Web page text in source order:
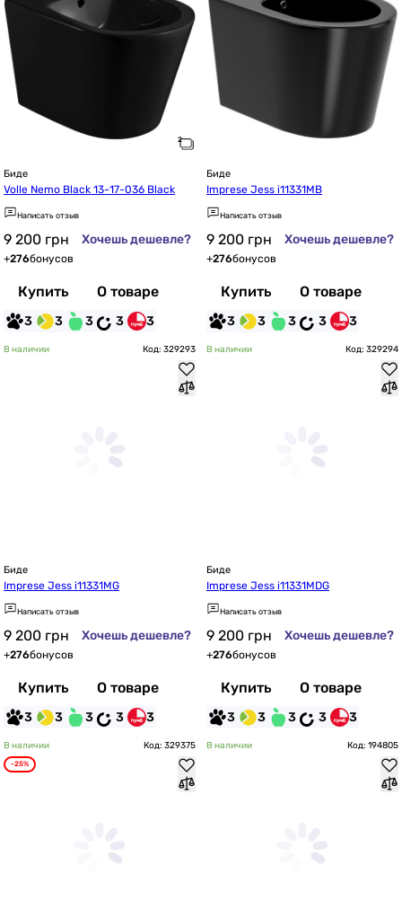
Биде
Volle Nemo Black 13-17-036 Black
Написать отзыв
9 200 грн Хочешь дешевле?
+276бонусов
Купить О товаре
3 3 3 3 3
Биде
Imprese Jess i11331MB
Написать отзыв
9 200 грн Хочешь дешевле?
+276бонусов
Купить О товаре
3 3 3 3 3
В наличии Код: 329293
Биде
Imprese Jess i11331MG
Написать отзыв
9 200 грн Хочешь дешевле?
+276бонусов
Купить О товаре
3 3 3 3 3
В наличии Код: 329294
Биде
Imprese Jess i11331MDG
Написать отзыв
9 200 грн Хочешь дешевле?
+276бонусов
Купить О товаре
3 3 3 3 3
В наличии Код: 329375
-25%
В наличии Код: 194805